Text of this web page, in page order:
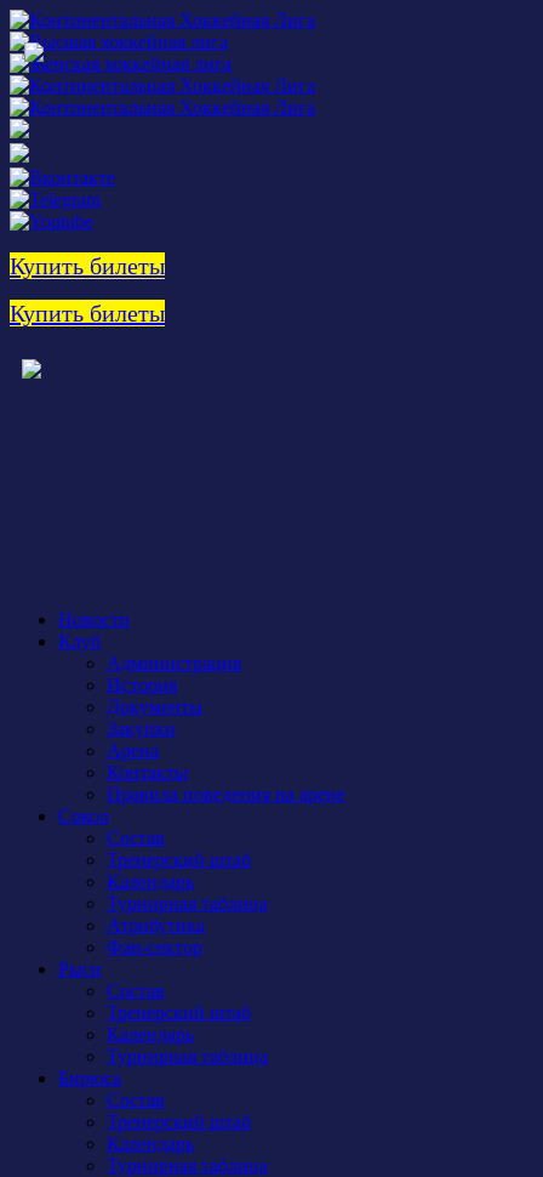
Купить билеты
Купить билеты
Новости
Клуб
Администрация
История
Документы
Закупки
Арена
Контакты
Правила поведения на арене
Сокол
Состав
Тренерский штаб
Календарь
Турнирная таблица
Атрибутика
Фан-сектор
Рыси
Состав
Тренерский штаб
Календарь
Турнирная таблица
Бирюса
Состав
Тренерский штаб
Календарь
Турнирная таблица